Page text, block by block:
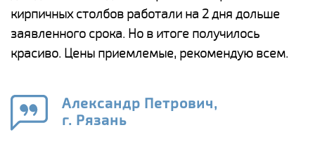
кирпичных столбов работали на 2 дня дольше
заявленного срока. Но в итоге получилось
красиво. Цены приемлемые, рекомендую всем.
Александр Петрович,
г. Рязань